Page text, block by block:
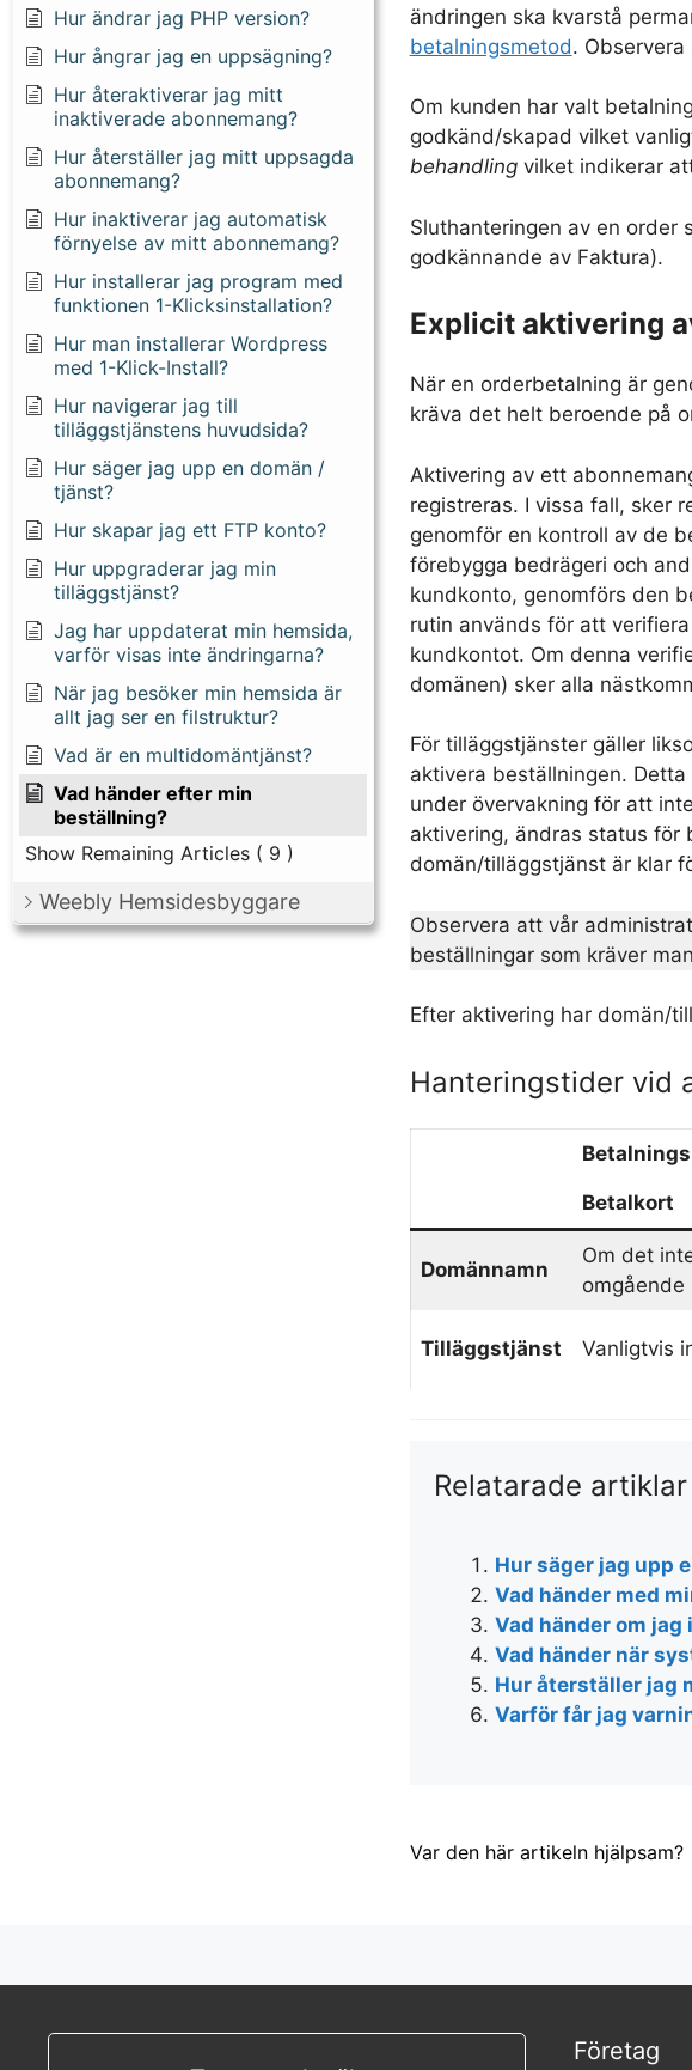
Hur ändrar jag PHP version?
Hur ångrar jag en uppsägning?
Hur återaktiverar jag mitt
inaktiverade abonnemang?
Hur återställer jag mitt uppsagda
abonnemang?
Hur inaktiverar jag automatisk
förnyelse av mitt abonnemang?
Hur installerar jag program med
funktionen 1-Klicksinstallation?
Hur man installerar Wordpress
med 1-Klick-Install?
Hur navigerar jag till
tilläggstjänstens huvudsida?
Hur säger jag upp en domän /
tjänst?
Hur skapar jag ett FTP konto?
Hur uppgraderar jag min
tilläggstjänst?
Jag har uppdaterat min hemsida,
varför visas inte ändringarna?
När jag besöker min hemsida är
allt jag ser en filstruktur?
Vad är en multidomäntjänst?
Vad händer efter min
beställning?
Show Remaining Articles ( 9 )
Weebly Hemsidesbyggare
ändringen ska kvarstå
betalningsmetod.
Om kunden har valt
godkänd/skapad vilket
behandling vilket indikerar
Sluthanteringen av en order
godkännande av Faktura).
Explicit aktivering
När en orderbetalning är
kräva det helt beroende på
Aktivering av ett
registreras. I vissa fall, sker
genomför en kontroll av de
förebygga bedrägeri och
kundkonto, genomförs den
rutin används för att
kundkontot. Om denna
domänen) sker alla
För tilläggstjänster gäller
aktivera beställningen.
under övervakning för att
aktivering, ändras status
domän/tilläggstjänst är klar
Observera att vår
beställningar som kräver
Efter aktivering har domän/
Hanteringstider vid
Betalkort
Domännamn
Om det
omgående
Tilläggstjänst Vanligtvis
Relatarade artiklar
Hur säger jag upp
Vad händer med
Vad händer om
Vad händer när
Hur återställer jag
Varför får jag
Var den här artikeln hjälpsam?
Företag